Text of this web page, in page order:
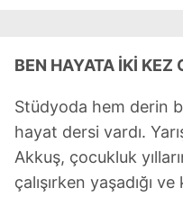
BEN HAYATA İKİ KEZ
Stüdyoda hem derin
hayat dersi vardı.
Akkuş, çocukluk
çalışırken yaşadığı